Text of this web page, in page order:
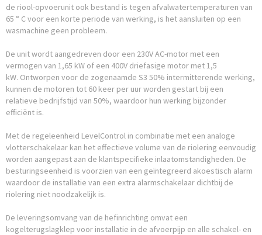
de riool-opvoerunit ook bestand is tegen afvalwatertemperaturen van
65 ° C voor een korte periode van werking, is het aansluiten op een
wasmachine geen probleem.
De unit wordt aangedreven door een 230V AC-motor met een
vermogen van 1,65 kW of een 400V driefasige motor met 1,5
kW. Ontworpen voor de zogenaamde S3 50% intermitterende werking,
kunnen de motoren tot 60 keer per uur worden gestart bij een
relatieve bedrijfstijd van 50%, waardoor hun werking bijzonder
efficiënt is.
Met de regeleenheid LevelControl in combinatie met een analoge
vlotterschakelaar kan het effectieve volume van de riolering eenvoudig
worden aangepast aan de klantspecifieke inlaatomstandigheden. De
besturingseenheid is voorzien van een geïntegreerd akoestisch alarm
waardoor de installatie van een extra alarmschakelaar dichtbij de
riolering niet noodzakelijk is.
De leveringsomvang van de hefinrichting omvat een
kogelterugslagklep voor installatie in de afvoerpijp en alle schakel- en